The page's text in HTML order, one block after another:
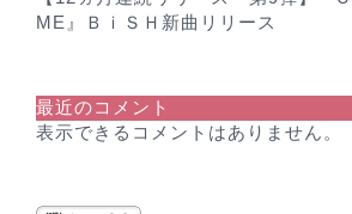
ME』ＢｉＳＨ新曲リリース
最近のコメント
表示できるコメントはありません。